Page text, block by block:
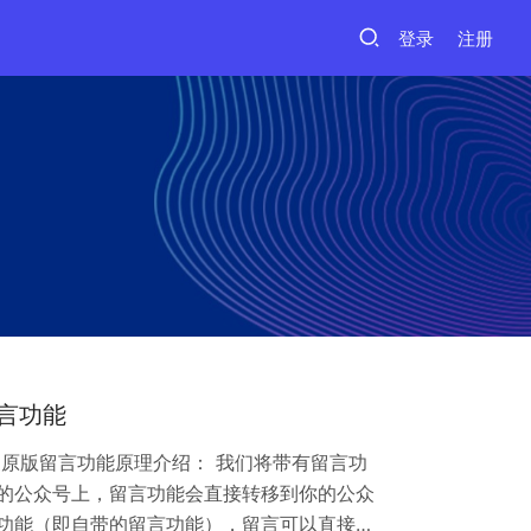
登录 注册
功能
版留言功能原理介绍： 我们将带有留言功
公众号上，留言功能会直接转移到你的公众
能（即自带的留言功能），留言可以直接显